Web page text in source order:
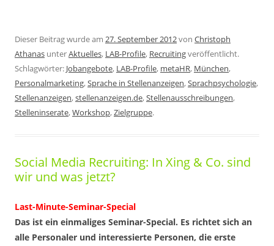
Dieser Beitrag wurde am 27. September 2012von Christoph
Athanas unterAktuelles, LAB-Profile, Recruitingveröffentlicht.
Schlagwörter: Jobangebote, LAB-Profile, metaHR, München,
Personalmarketing,Sprache in Stellenanzeigen,Sprachpsychologie,
Stellenanzeigen,stellenanzeigen.de,Stellenausschreibungen,
Stelleninserate,Workshop,Zielgruppe.
Social Media Recruiting: In Xing & Co. sind
wir und was jetzt?
Last-Minute-Seminar-Special
Das ist ein einmaliges Seminar-Special. Es richtet sich an
alle Personaler und interessierte Personen, die erste